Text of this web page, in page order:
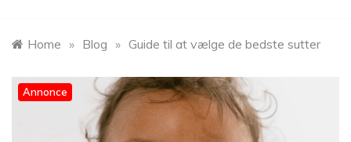
Home » Blog » Guide til at vælge de bedste sutter
Annonce